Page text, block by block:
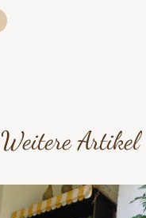
Weitere Artikel